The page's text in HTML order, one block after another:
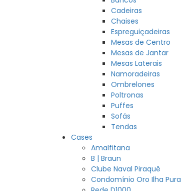
Cadeiras
Chaises
Espreguiçadeiras
Mesas de Centro
Mesas de Jantar
Mesas Laterais
Namoradeiras
Ombrelones
Poltronas
Puffes
Sofás
Tendas
Cases
Amalfitana
B | Braun
Clube Naval Piraquê
Condomínio Oro Ilha Pura